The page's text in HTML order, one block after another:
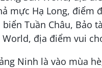
Ninh là vào mùa